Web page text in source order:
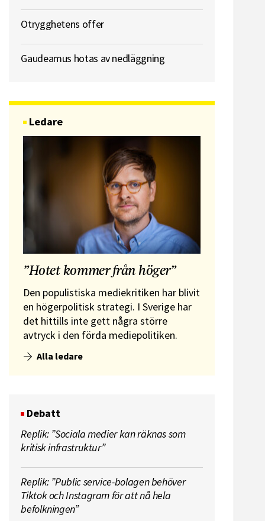
Otrygghetens offer
Gaudeamus hotas av nedläggning
Ledare
”Hotet kommer från höger”
Den populistiska mediekritiken har blivit
en högerpolitisk strategi. I Sverige har
det hittills inte gett några större
avtryck i den förda mediepolitiken.
Alla ledare
Debatt
Replik: ”Sociala medier kan räknas som
kritisk infrastruktur”
Replik: ”Public service-bolagen behöver
Tiktok och Instagram för att nå hela
befolkningen”